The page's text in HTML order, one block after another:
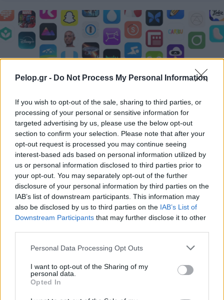
Pelop.gr - Do Not Process My Personal Information
If you wish to opt-out of the sale, sharing to third parties, or
processing of your personal or sensitive information for
targeted advertising by us, please use the below opt-out
section to confirm your selection. Please note that after your
opt-out request is processed you may continue seeing
interest-based ads based on personal information utilized by
us or personal information disclosed to third parties prior to
your opt-out. You may separately opt-out of the further
disclosure of your personal information by third parties on the
IAB’s list of downstream participants. This information may
also be disclosed by us to third parties on the IAB’s List of
Downstream Participants that may further disclose it to other
Please note that this website/app uses one or more Google
not limited to your visit or usage behaviour. You may click to
grant or deny consent to Google and its third-party tags to
use your data for below specified purposes in below Google
consent section.
Personal Data Processing Opt Outs
I want to opt-out of the Sharing of my
personal data.
Opted In
Η Apple αποφασίζει ποιος μένει και ποιος φεύγει και
οι κανόνες δεν είναι ίδιοι για όλους